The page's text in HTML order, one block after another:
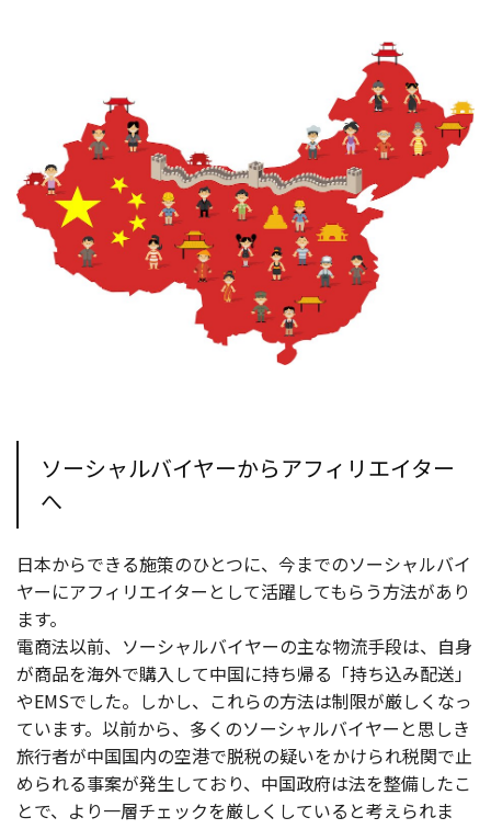
ソーシャルバイヤーからアフィリエイター
へ
日本からできる施策のひとつに、今までのソーシャルバイ
ヤーにアフィリエイターとして活躍してもらう方法があり
ます。
電商法以前、ソーシャルバイヤーの主な物流手段は、自身
が商品を海外で購入して中国に持ち帰る「持ち込み配送」
やEMSでした。しかし、これらの方法は制限が厳しくなっ
ています。以前から、多くのソーシャルバイヤーと思しき
旅行者が中国国内の空港で脱税の疑いをかけられ税関で止
められる事案が発生しており、中国政府は法を整備したこ
とで、より一層チェックを厳しくしていると考えられま